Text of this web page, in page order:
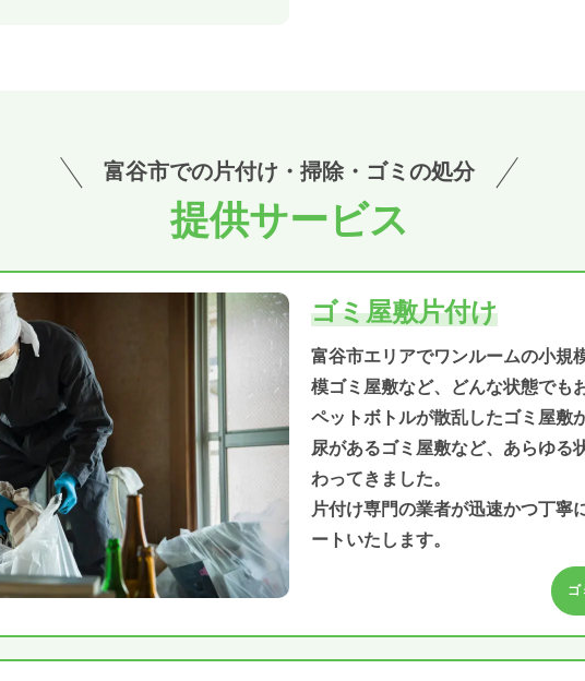
富谷市での片付け・掃除・ゴミの処分
提供サービス
ゴミ屋敷片付け
富谷市エリアでワンルームの小規
模ゴミ屋敷など、どんな状態でも
ペットボトルが散乱したゴミ屋敷
尿があるゴミ屋敷など、あらゆる
わってきました。
片付け専門の業者が迅速かつ丁寧
ートいたします。
ゴ